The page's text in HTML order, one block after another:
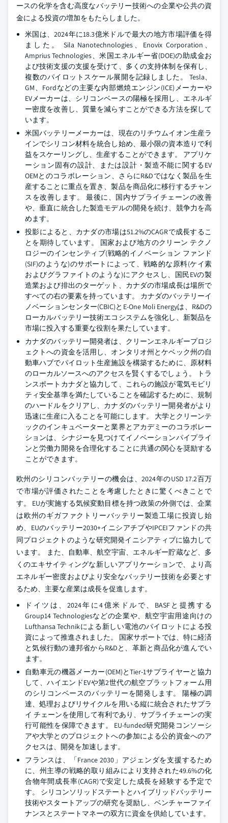
ースの化学を含む高度なバッテリー技術への企業や公共の資
金による投資の増加をもたらしました。
米国は、2024年に18.3億米ドルで最大の地方市場評価を得
ました。 Sila Nanotechnologies、Enovix Corporation、
Amprius Technologies、米国エネルギー省(DOE)の助成金お
よび技術支援の支援を受けて、多くの支持体制を保有し、
複数のパイロットスケール展開を記録しました。 Tesla、
GM、Fordなどの主要な内部燃焼エンジン(ICE)メーカーや
EVメーカーは、シリコンベースの陽極を採用し、エネルギ
ー密度を改善し、質量を減らすことができる方法を探して
います。
米国バッテリーメーカーは、現在のリチウムイオン生産ラ
インでシリコン材料を統合し始め、最小限の資本造りで利
益をスケーリングし、生産することができます。 アプリケ
ーション固有の設計、または設計・製造不能に関するEV
OEMとのコラボレーション、さらにR&Dではなく製品を生
産することに重点を置き、製品を商品化に移行するチャン
スを改善します。 最後に、国内サプライチェーンの改善
や、垂直に統合した製造モデルの開発を続け、競争力を高
めます。
投影によると、カナダの市場は51.2%のCAGRで成長するこ
とを期待しています。 国家および地方のクリーン テクノ
ロジーのインセンティブ(戦略的イノベーション ファンド
(SIF)のような)のサポートによって、戦略的な原料(ケイ素
およびグラファイトのような)にアクセスし、国民EVの製
造業および排出のターゲット、カナダの市場成長は場所で
すべての右の要素を持っています。 カナダのバッテリーイ
ノベーションセンター(CBIC)とE-One Moli Energyは、R&Dの
ローカルバッテリー技術エコシステムを強化し、新製品を
市場に投入する重要な役割を果たしています。
カナダのバッテリー開発者は、クリーンエネルギープロジ
ェクトへの資金を活用し、オンタリオ州とケベック州の自
動車ハブでパイロット生産施設を構築するために、原材料
のローカルソースへのアクセスを賢くするでしょう。 トラ
ンスポートカナダと協力して、これらの施設が電気モビリ
ティ安全基準を満たしていることを確認するために、規制
のハードルをクリアし、カナダのバッテリー開発者がより
迅速に生産に入ることを可能にします。 大学とクリーンテ
ックのインキュベーターと業界とアカデミーのコラボレー
ションは、シナジーを見つけてイノベーションパイプライ
ンと労働力開発を合理化することに共通の関心を奨励する
ことができます。
欧州のシリコンバッテリーの機会は、2024年のUSD 17.2百万
で市場が評価されたことを考慮したときに驚くべきことで
す。 EUが実施する気候変動目標を持つ政策の外側では、企業
は欧州のギガファクトリーバッテリー製造工場に投資し始
め、EUのバッテリー2030+イニシアチブやIPCEIファンドの共
同プロジェクトのような研究開発イニシアティブに協力して
います。 また、自動車、航空宇宙、エネルギー貯蔵など、多
くのエキサイティングな新しいアプリケーションで、より高
エネルギー密度およびより安全なバッテリー技術を必要とす
るため、主要な産業は成長を促進します。
ドイツは、2024年に4億米ドルで、BASFと提携する
Group14 Technologiesなどの企業や、航空宇宙用途向けの
Lufthansa Technikによる新しい電池のパイロットによる投
資によって推進されました。 国家サポートでは、特に経済
と気候行動の連邦省からR&Dと、革新と商品化が進んでい
ます。
自動車元の機器メーカー(OEM)とTier-1サプライヤーと協力
して、ハイエンドEVや第2世代の航空プラットフォーム用
のシリコンベースのバッテリーを開発します。 陽極の調
達、処理およびリサイクルを用いる縦に統合されたサプラ
イ チェーンを使用して有利であり、サプライチェーンの実
行可能性を保障できます。 EU-funded研究開発コンソーシ
アや大学とのプロジェクトへの参加による公的資金へのア
クセスは、開発を加速します。
フランスは、「France 2030」アジェンダを支援するため
に、州主導の戦略的取り組みにより支持された49.6%の化
合物年間成長率(CAGR)で安定した成長を経験する予定で
す。 シリコンソリッドステートとハイブリッドバッテリー
技術やスタートアップの研究を奨励し、ベンチャーファイ
ナンスとステートマネーの双方に資金を供給しています。